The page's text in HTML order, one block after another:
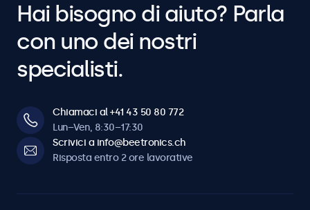
Hai bisogno di aiuto? Parla
con uno dei nostri
specialisti.
Chiamaci al +41 43 50 80 772
Lun–Ven, 8:30–17:30
Scrivici a info@beetronics.ch
Risposta entro 2 ore lavorative